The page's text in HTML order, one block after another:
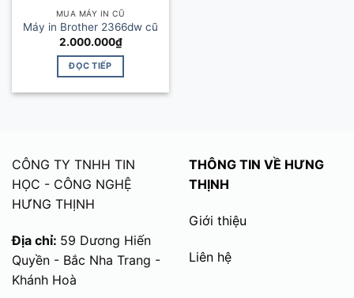
MUA MÁY IN CŨ
Máy in Brother 2366dw cũ
2.000.000₫
ĐỌC TIẾP
CÔNG TY TNHH TIN
HỌC - CÔNG NGHỆ
HƯNG THỊNH
Địa chỉ: 59 Dương Hiến
Quyền - Bắc Nha Trang -
Khánh Hoà
THÔNG TIN VỀ HƯNG
THỊNH
Giới thiệu
Liên hệ